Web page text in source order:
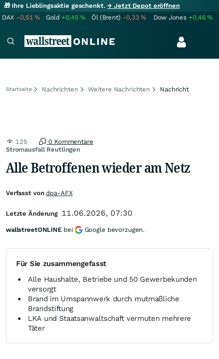
🎁 Ihre Lieblingsaktie geschenkt.→ Jetzt Depot eröffnen
DAX -0,51% Gold +0,45% Öl (Brent) -0,33% Dow Jones +0,46%
Startseite Nachrichten Weitere Nachrichten Nachricht
Stromausfall Reutlingen
125 0 Kommentare
Alle Betroffenen wieder am Netz
Für Sie zusammengefasst
Alle Haushalte, Betriebe und 50 Gewerbekunden
versorgt
Brand im Umspannwerk durch mutmaßliche
Brandstiftung
LKA und Staatsanwaltschaft vermuten mehrere
Täter
Verfasst vondpa-AFX
Letzte Änderung 11.06.2026, 07:30
wallstreetONLINE bei Google bevorzugen.